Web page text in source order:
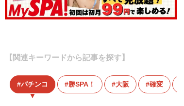
【関連キーワードから記事を探す】
パチンコ 勝SPA！ 大阪 確変